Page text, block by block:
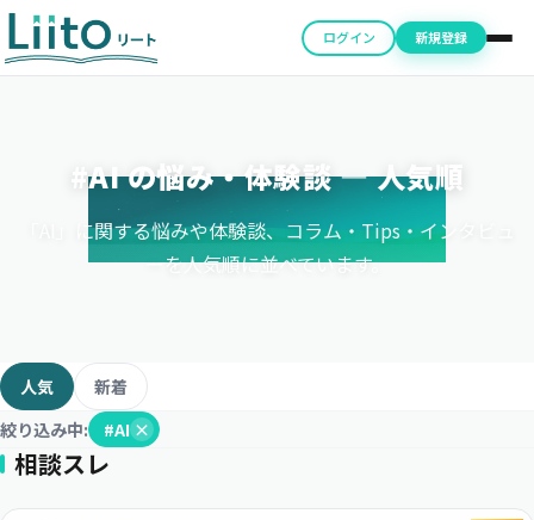
ログイン 新規登録
#AI の悩み・体験談 ― 人気順
「AI」に関する悩みや体験談、コラム・Tips・インタビュ
ーを人気順に並べています。
人気
新着
絞り込み中:
#AI ×
相談スレ